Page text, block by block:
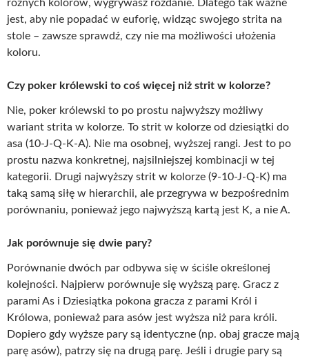
różnych kolorów, wygrywasz rozdanie. Dlatego tak ważne
jest, aby nie popadać w euforię, widząc swojego strita na
stole – zawsze sprawdź, czy nie ma możliwości ułożenia
koloru.
Czy poker królewski to coś więcej niż strit w kolorze?
Nie, poker królewski to po prostu najwyższy możliwy
wariant strita w kolorze. To strit w kolorze od dziesiątki do
asa (10-J-Q-K-A). Nie ma osobnej, wyższej rangi. Jest to po
prostu nazwa konkretnej, najsilniejszej kombinacji w tej
kategorii. Drugi najwyższy strit w kolorze (9-10-J-Q-K) ma
taką samą siłę w hierarchii, ale przegrywa w bezpośrednim
porównaniu, ponieważ jego najwyższą kartą jest K, a nie A.
Jak porównuje się dwie pary?
Porównanie dwóch par odbywa się w ściśle określonej
kolejności. Najpierw porównuje się wyższą parę. Gracz z
parami As i Dziesiątka pokona gracza z parami Król i
Królowa, ponieważ para asów jest wyższa niż para króli.
Dopiero gdy wyższe pary są identyczne (np. obaj gracze mają
parę asów), patrzy się na drugą parę. Jeśli i drugie pary są